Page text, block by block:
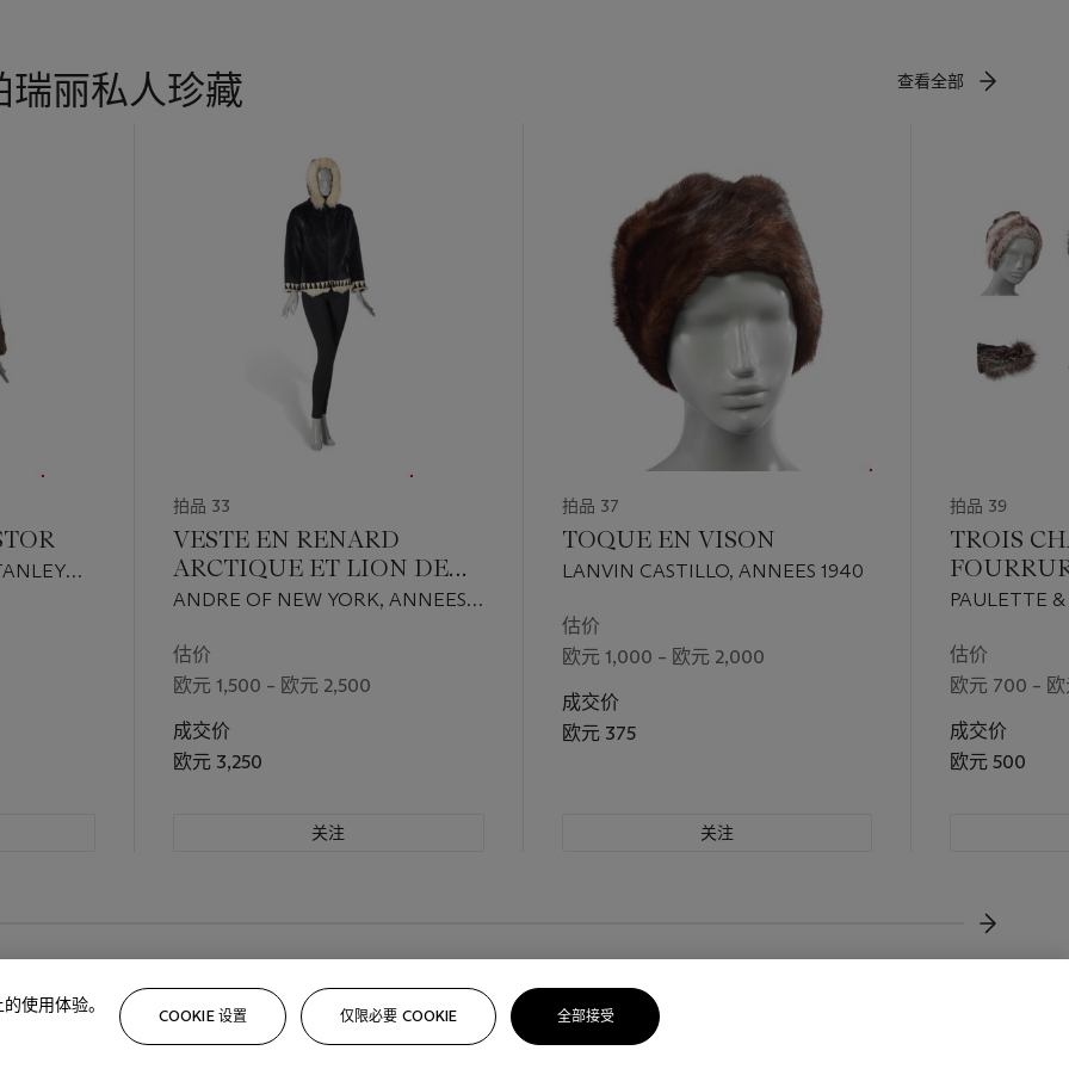
丽私人珍藏 查看全部
拍品 33
VESTE EN RENARD
ARCTIQUE ET LION DE
MER
ANDRE OF NEW YORK, ANNEES
估价
欧元 1,500 – 欧元 2,500
成交价
欧元 3,250
关注
拍品 37
TOQUE EN VISON
LANVIN CASTILLO, ANNEES 1940
估价
欧元 1,000 – 欧元 2,000
成交价
欧元 375
关注
拍品 39
TROIS
PAULETTE
估价
欧元 700 –
成交价
欧元 500
使用体验。
COOKIE 设置 仅限必要 COOKIE 全部接受